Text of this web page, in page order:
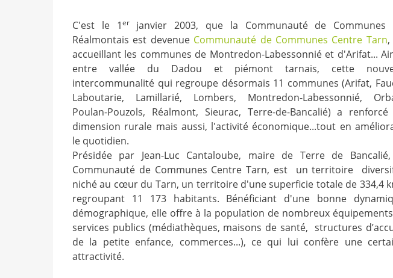
C'est le 1erjanvier 2003, que la Communauté de Communes
Réalmontais est devenue Communauté de Communes Centre Tarn
accueillant les communes de Montredon-Labessonnié et d'Arifat...
entre vallée du Dadou et piémont tarnais, cette
intercommunalité qui regroupe désormais 11 communes (Arifat,
Laboutarie, Lamillarié, Lombers, Montredon-Labessonnié,
Poulan-Pouzols, Réalmont, Sieurac, Terre-de-Bancalié) a renforcé
dimension rurale mais aussi, l'activité économique...tout en
le quotidien.
Présidée par Jean-Luc Cantaloube, maire de Terre de
Communauté de Communes Centre Tarn, est
un territoire
niché au cœur du Tarn, un territoire d'une superficie totale de 334,4
regroupant 11 173 habitants. Bénéficiant d'une bonne
démographique, elle offre à la population de nombreux
services publics (médiathèques, maisons de santé, structures
de la petite enfance, commerces...), ce qui lui confère une
attractivité.